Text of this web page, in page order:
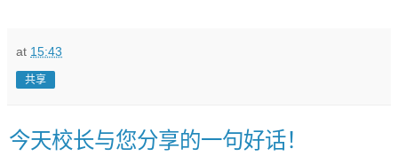
at 15:43
共享
今天校长与您分享的一句好话！